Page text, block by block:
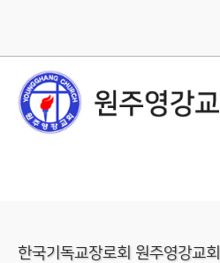
한국기독교장로회 원주영강교회